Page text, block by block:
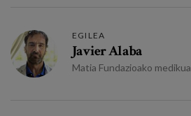
EGILEA
Javier Alaba
Matia Fundazioako medikua